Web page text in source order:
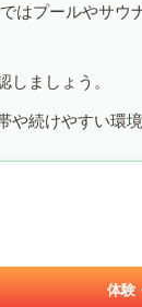
はプールやサウ
ましょう。
続けやすい環
体験